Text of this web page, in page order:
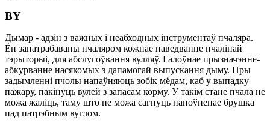
BY
Дымар - адзін з важных і неабходных інструментаў пчаляра.
Ён запатрабаваны пчаляром кожнае наведванне пчалінай
тэрыторыі, для абслугоўвання вулляў. Галоўнае прызначэнне-
абкурванне насякомых з дапамогай выпускання дыму. Пры
задымленні пчолы напаўняюць зобік мёдам, каб у выпадку
пажару, пакінуць вулей з запасам корму. У такім стане пчала не
можа жаліць, таму што не можа сагнуць напоўненае брушка
пад патрэбным вуглом.